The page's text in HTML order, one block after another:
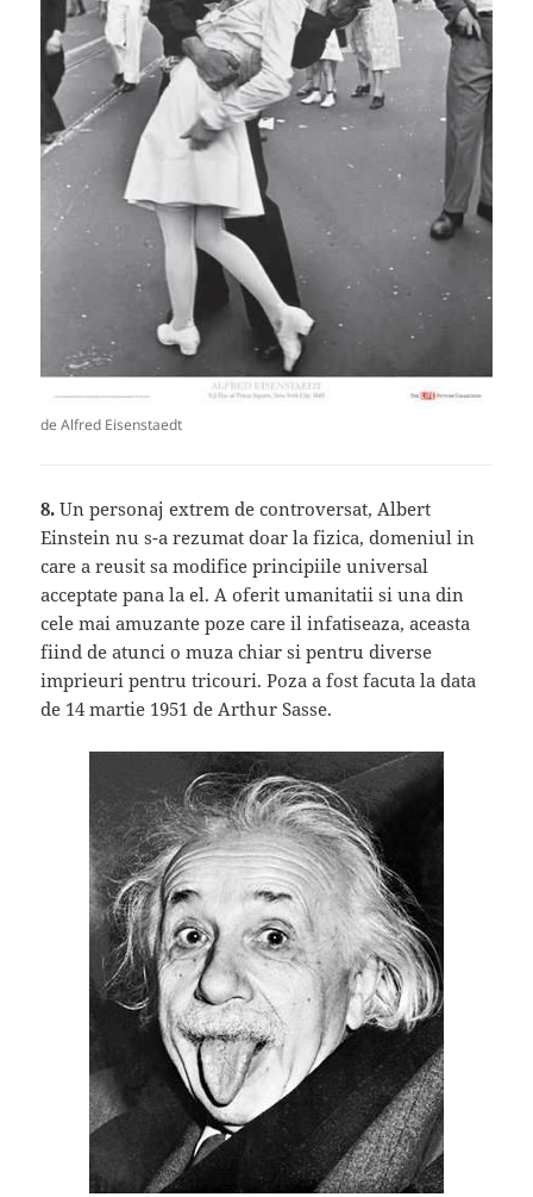
de Alfred Eisenstaedt
8. Un personaj extrem de controversat, Albert
Einstein nu s-a rezumat doar la fizica, domeniul in
care a reusit sa modifice principiile universal
acceptate pana la el. A oferit umanitatii si una din
cele mai amuzante poze care il infatiseaza, aceasta
fiind de atunci o muza chiar si pentru diverse
imprieuri pentru tricouri. Poza a fost facuta la data
de 14 martie 1951 de Arthur Sasse.